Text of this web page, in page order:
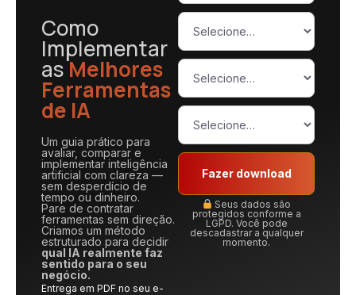
Como
Implementar
asMelhores
Ferramentas
de IA
Um guia prático para
avaliar, comparar e
implementar inteligência
artificial com clareza —
sem desperdício de
tempo ou dinheiro.
Pare de contratar
ferramentas sem direção.
Criamos um método
estruturado para decidir
qual IA realmente faz
sentido para o seu
negócio.
Entrega em PDF no seu e-
Fazer download
Seus dados são
protegidos conforme a
LGPD. Você pode
descadastrar a qualquer
momento.